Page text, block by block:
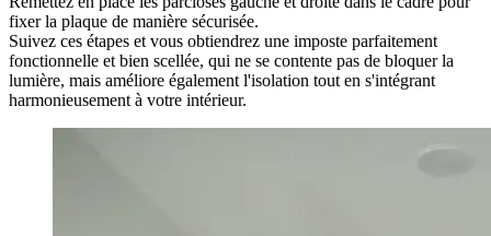
fixer la plaque de manière sécurisée.
Suivez ces étapes et vous obtiendrez une imposte parfaitement
fonctionnelle et bien scellée, qui ne se contente pas de bloquer la
lumière, mais améliore également l'isolation tout en s'intégrant
harmonieusement à votre intérieur.